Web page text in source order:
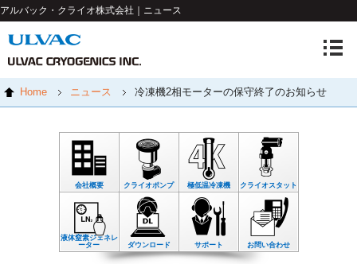
アルバック・クライオ株式会社｜ニュース
Home ニュース 冷凍機2相モーターの保守終了のお知らせ
会社概要 クライオポンプ 極低温冷凍機 クライオスタット
液体窒素ジェネレ
ーター
ダウンロード サポート お問い合わせ